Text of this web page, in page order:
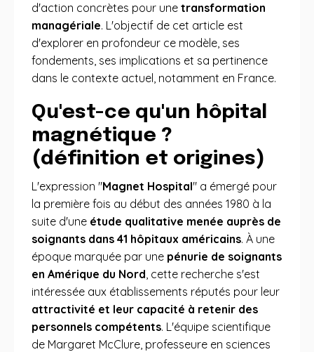
d'action concrètes pour une transformation
managériale. L'objectif de cet article est
d'explorer en profondeur ce modèle, ses
fondements, ses implications et sa pertinence
dans le contexte actuel, notamment en France.
Qu'est-ce qu'un hôpital
magnétique ?
(définition et origines)
L'expression "Magnet Hospital" a émergé pour
la première fois au début des années 1980 à la
suite d'une étude qualitative menée auprès de
soignants dans 41 hôpitaux américains. À une
époque marquée par une pénurie de soignants
en Amérique du Nord, cette recherche s'est
intéressée aux établissements réputés pour leur
attractivité et leur capacité à retenir des
personnels compétents. L'équipe scientifique
de Margaret McClure, professeure en sciences